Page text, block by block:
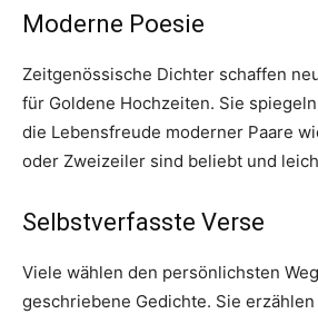
Moderne Poesie
Zeitgenössische Dichter schaffen
für Goldene Hochzeiten. Sie
die Lebensfreude moderner Paare
oder Zweizeiler sind beliebt und
Selbstverfasste Verse
Viele wählen den persönlichsten
geschriebene Gedichte. Sie